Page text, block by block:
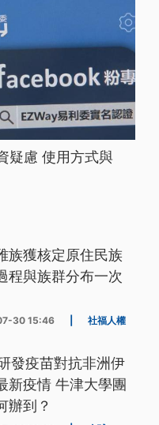
疑慮 使用方式與
族獲核定原住民族
程與族群分布一次
30 15:46 社福人權
發疫苗對抗非洲伊
新疫情 牛津大學團
辦到？